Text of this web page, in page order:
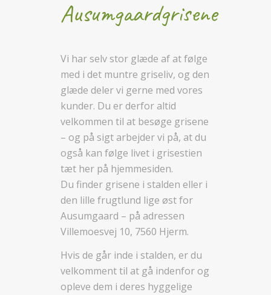
Ausumgaardgrisene
Vi har selv stor glæde af at følge
med i det muntre griseliv, og den
glæde deler vi gerne med vores
kunder. Du er derfor altid
velkommen til at besøge grisene
– og på sigt arbejder vi på, at du
også kan følge livet i grisestien
tæt her på hjemmesiden.
Du finder grisene i stalden eller i
den lille frugtlund lige øst for
Ausumgaard – på adressen
Villemoesvej 10, 7560 Hjerm.
Hvis de går inde i stalden, er du
velkomment til at gå indenfor og
opleve dem i deres hyggelige